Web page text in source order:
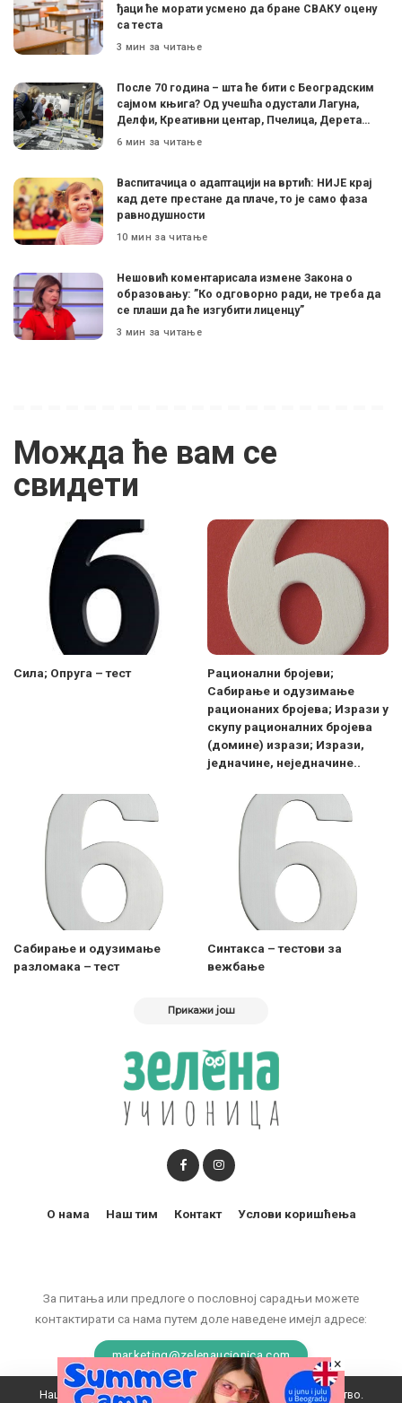
ђаци ће морати усмено да бране СВАКУ оцену
са теста
3 мин за читање
После 70 година – шта ће бити с Београдским
сајмом књига? Од учешћа одустали Лагуна,
Делфи, Креативни центар, Пчелица, Дерета…
6 мин за читање
Васпитачица о адаптацији на вртић: НИЈЕ крај
кад дете престане да плаче, то је само фаза
равнодушности
10 мин за читање
Нешовић коментарисала измене Закона о
образовању: ”Ко одговорно ради, не треба да
се плаши да ће изгубити лиценцу”
3 мин за читање
Можда ће вам се
свидети
Сила; Опруга – тест
Рационални бројеви;
Сабирање и одузимање
рационаних бројева; Изрази у
скупу рационалних бројева
(домине) изрази; Изрази,
једначине, неједначине..
Сабирање и одузимање
разломака – тест
Синтакса – тестови за
вежбање
Прикажи још
За питања или предлоге о пословној сарадњи можете
контактирати са нама путем доле наведене имејл адресе:
marketing@zelenaucionica.com
О нама Наш тим Контакт Услови коришћења
Наш вебсајт користи колачиће да побољша ваше искуство.
×